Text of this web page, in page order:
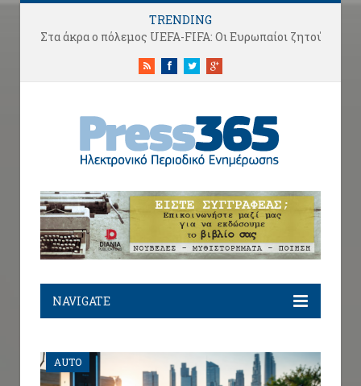
TRENDING
RSS FacebookTwitterGoogle+
NAVIGATE
AUTO